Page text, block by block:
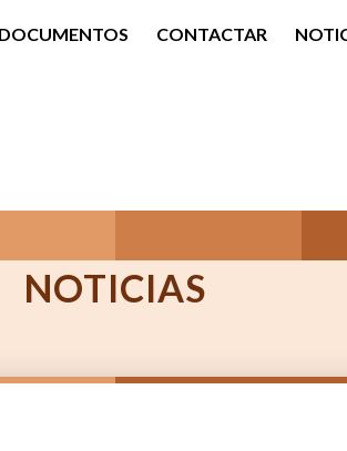
DOCUMENTOS CONTACTAR
NOTICIAS